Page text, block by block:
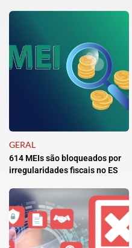
GERAL
614 MEIs são bloqueados por
irregularidades fiscais no ES